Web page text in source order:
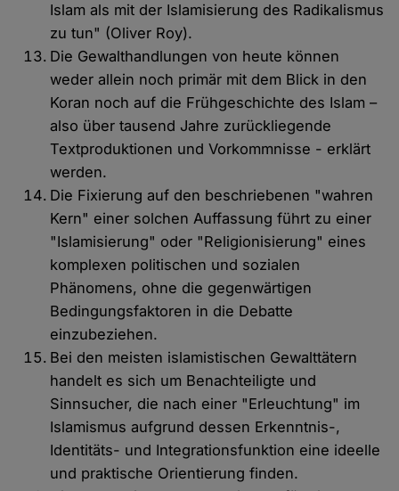
Islam als mit der Islamisierung des Radikalismus
zu tun" (Oliver Roy).
Die Gewalthandlungen von heute können
weder allein noch primär mit dem Blick in den
Koran noch auf die Frühgeschichte des Islam –
also über tausend Jahre zurückliegende
Textproduktionen und Vorkommnisse - erklärt
werden.
Die Fixierung auf den beschriebenen "wahren
Kern" einer solchen Auffassung führt zu einer
"Islamisierung" oder "Religionisierung" eines
komplexen politischen und sozialen
Phänomens, ohne die gegenwärtigen
Bedingungsfaktoren in die Debatte
einzubeziehen.
Bei den meisten islamistischen Gewalttätern
handelt es sich um Benachteiligte und
Sinnsucher, die nach einer "Erleuchtung" im
Islamismus aufgrund dessen Erkenntnis-,
Identitäts- und Integrationsfunktion eine ideelle
und praktische Orientierung finden.